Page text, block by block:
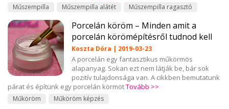
Műszempilla Műszempilla alátét Műszempilla ragasztó
Porcelán köröm – Minden amit a
porcelán körömépítésről tudnod kell
Koszta Dóra | 2019-03-23
A porcelán egy fantasztikus műkörmös
alapanyag. Sokan ezt nem látják be, bár sok
pozitív tulajdonsága van. A cikkben bemutatunk
párat és építünk egy porcelán körmötTovább >>
Műköröm Műköröm képzés